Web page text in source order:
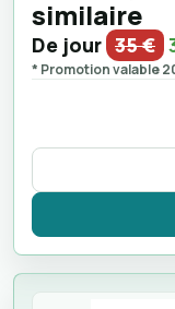
similaire
De jour 35 €
* Promotion valable